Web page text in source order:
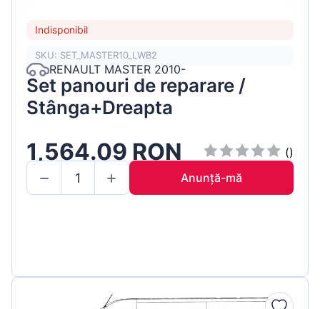
Indisponibil
SKU: SET_MASTER10_LWB2
RENAULT MASTER 2010-
Set panouri de reparare /
Stânga+Dreapta
1,564.09 RON
()
Anunță-mă